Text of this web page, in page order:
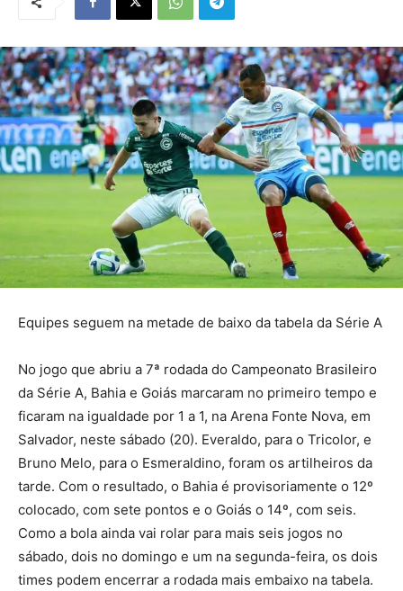
Equipes seguem na metade de baixo da tabela da Série A
No jogo que abriu a 7ª rodada do Campeonato Brasileiro
da Série A, Bahia e Goiás marcaram no primeiro tempo e
ficaram na igualdade por 1 a 1, na Arena Fonte Nova, em
Salvador, neste sábado (20). Everaldo, para o Tricolor, e
Bruno Melo, para o Esmeraldino, foram os artilheiros da
tarde. Com o resultado, o Bahia é provisoriamente o 12º
colocado, com sete pontos e o Goiás o 14º, com seis.
Como a bola ainda vai rolar para mais seis jogos no
sábado, dois no domingo e um na segunda-feira, os dois
times podem encerrar a rodada mais embaixo na tabela.